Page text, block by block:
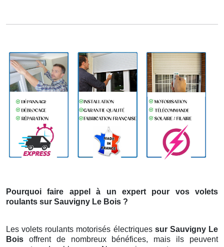
Pourquoi faire appel à un expert pour vos volets
roulants sur Sauvigny Le Bois ?
Les volets roulants motorisés électriques sur Sauvigny Le
Bois offrent de nombreux bénéfices, mais ils peuvent